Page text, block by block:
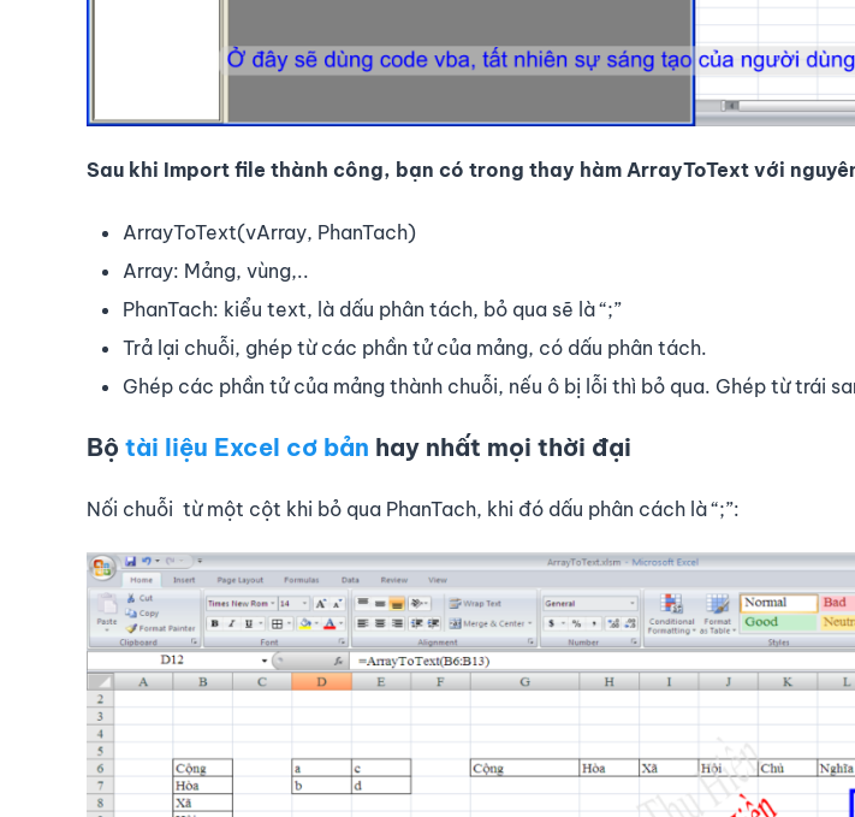
Sau khi Import file thành công, bạn có trong thay hàm ArrayToText với
ArrayToText(vArray, PhanTach)
Array: Mảng, vùng,..
PhanTach: kiểu text, là dấu phân tách, bỏ qua sẽ là “;”
Trả lại chuỗi, ghép từ các phần tử của mảng, có dấu phân tách.
Ghép các phần tử của mảng thành chuỗi, nếu ô bị lỗi thì bỏ qua. Ghép từ trái
Bộ tài liệu Excel cơ bản hay nhất mọi thời đại
Nối chuỗi từ một cột khi bỏ qua PhanTach, khi đó dấu phân cách là “;”: